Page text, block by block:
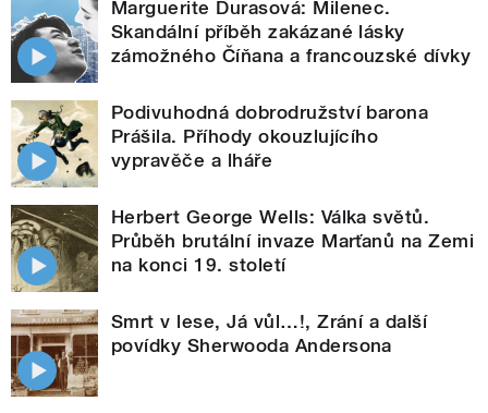
Marguerite Durasová: Milenec.
Skandální příběh zakázané lásky
zámožného Číňana a francouzské dívky
Podivuhodná dobrodružství barona
Prášila. Příhody okouzlujícího
vypravěče a lháře
Herbert George Wells: Válka světů.
Průběh brutální invaze Marťanů na Zemi
na konci 19. století
Smrt v lese, Já vůl…!, Zrání a další
povídky Sherwooda Andersona